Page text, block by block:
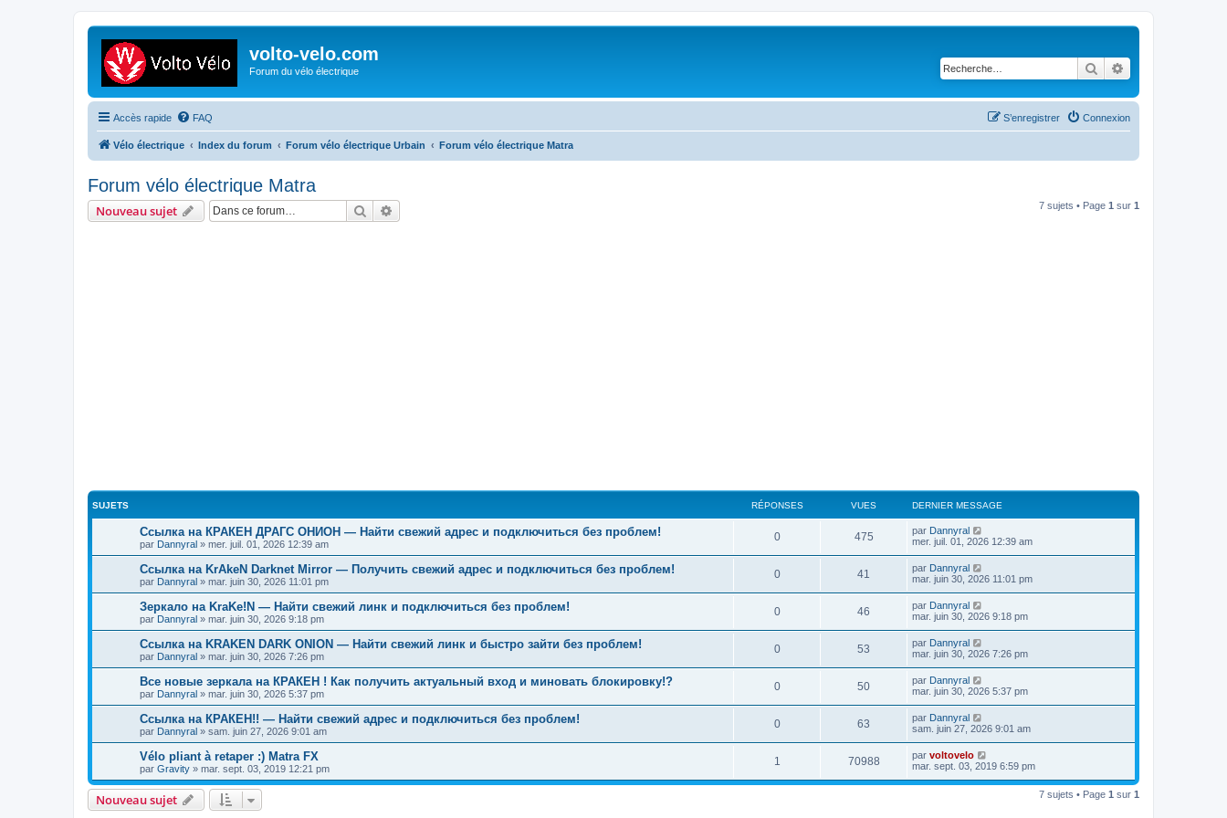
volto-velo.com
Forum du vélo électrique Rechercher
Accès rapide FAQ Connexion
S’enregistrer
Vélo électrique Index du forum Forum vélo électrique Urbain Forum vélo électrique Matra
Forum vélo électrique Matra
Nouveau sujet Rechercher 7 sujets • Page 1 sur 1
SUJETS RÉPONSES VUES DERNIER MESSAGE
Ссылка на КРАКЕН ДРАГС ОНИОН — Найти свежий адрес и подключиться без проблем!
par Dannyral » mer. juil. 01, 2026 12:39 am
0 475 par Dannyral
mer. juil. 01, 2026 12:39 am
Ссылка на KrAkeN Darknet Mirror — Получить свежий адрес и подключиться без проблем!
par Dannyral » mar. juin 30, 2026 11:01 pm
0 41 par Dannyral
mar. juin 30, 2026 11:01 pm
Зеркало на KraKe!N — Найти свежий линк и подключиться без проблем!
par Dannyral » mar. juin 30, 2026 9:18 pm
0 46 par Dannyral
mar. juin 30, 2026 9:18 pm
Ссылка на KRAKEN DARK ONION — Найти свежий линк и быстро зайти без проблем!
par Dannyral » mar. juin 30, 2026 7:26 pm
0 53 par Dannyral
mar. juin 30, 2026 7:26 pm
Все новые зеркала на КРАКЕН ! Как получить актуальный вход и миновать блокировку!?
par Dannyral » mar. juin 30, 2026 5:37 pm
0 50 par Dannyral
mar. juin 30, 2026 5:37 pm
Ссылка на КРАКЕН!! — Найти свежий адрес и подключиться без проблем!
par Dannyral » sam. juin 27, 2026 9:01 am
0 63 par Dannyral
sam. juin 27, 2026 9:01 am
Vélo pliant à retaper :) Matra FX
par Gravity » mar. sept. 03, 2019 12:21 pm
1 70988 par voltovelo
mar. sept. 03, 2019 6:59 pm
Nouveau sujet 7 sujets • Page 1 sur 1